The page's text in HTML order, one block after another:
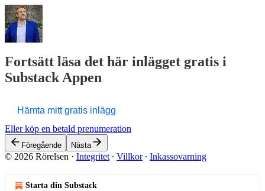
Fortsätt läsa det här inlägget gratis i
Substack Appen
Hämta mitt gratis inlägg
Eller köp en betald prenumeration
Föregående Nästa
© 2026 Rörelsen · Integritet ∙ Villkor∙ Inkassovarning
Starta din Substack